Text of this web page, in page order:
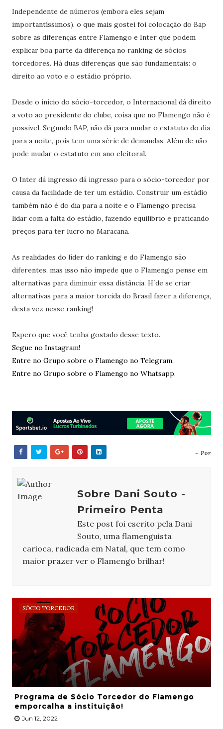
Independente de números (embora eles sejam
importantíssimos), o que mais gostei foi colocação do Bap
sobre as diferenças entre Flamengo e Inter que podem
explicar boa parte da diferença no ranking de sócios
torcedores. Há duas diferenças que são fundamentais: o
direito ao voto e o estádio próprio.
Desde o inicio do sócio-torcedor, o Internacional dá direito
a voto ao presidente do clube, coisa que no Flamengo não é
possível. Segundo BAP, não dá para mudar o estatuto do dia
para a noite, pois tem uma série de demandas. Além de não
pode mudar o estatuto em ano eleitoral.
O Inter dá ingresso dá ingresso para o sócio-torcedor por
causa da facilidade de ter um estádio. Construir um estádio
também não é do dia para a noite e o Flamengo precisa
lidar com a falta do estádio, fazendo equilibrio e praticando
preços para ter lucro no Maracanã.
As realidades do líder do ranking e do Flamengo são
diferentes, mas isso não impede que o Flamengo pense em
alternativas para diminuir essa distância. H´de se criar
alternativas para a maior torcida do Brasil fazer a diferença,
desta vez nesse ranking!
Espero que você tenha gostado desse texto.
Segue no Instagram!
Entre no Grupo sobre o Flamengo no Telegram.
Entre no Grupo sobre o Flamengo no Whatsapp.
- Por
Sobre Dani Souto -
Primeiro Penta
Este post foi escrito pela Dani
Souto, uma flamenguista
carioca, radicada em Natal, que tem como
maior prazer ver o Flamengo brilhar!
SÓCIO TORCEDOR
Programa de Sócio Torcedor do Flamengo
emporcalha a instituição!
Jun 12, 2022